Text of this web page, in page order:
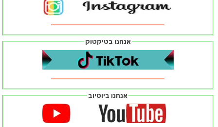
אנחנו בטיקטוק
אנחנו ביוטיוב